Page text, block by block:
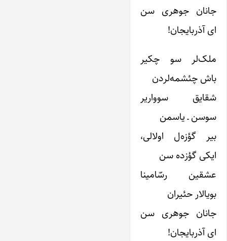
جانان جوهری سن
ای آذربایجان!
ملک‌لر سو چکیر
باش چئشمه‌لردن
شقایق سوواریر
سوسن ـ یاسمن
بیر گؤزه‌ل اولالی،
ایکی گؤزده سن
عشقین رسّامینا
بویالار حئیران
جانان جوهری سن
ای آذربایجان!